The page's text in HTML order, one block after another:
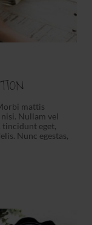
mattis
Nullam vel
tincidunt eget,
Nunc egestas,